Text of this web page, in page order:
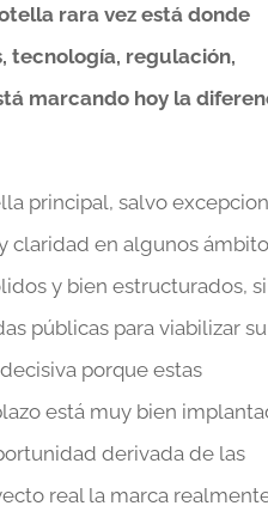
rara vez está donde
tecnología, regulación,
marcando hoy la
principal, salvo
claridad en algunos
y bien estructurados, si
públicas para viabilizar su
porque estas
está muy bien
derivada de las
real la marca